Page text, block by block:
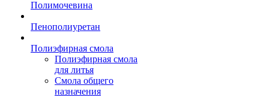
Полимочевина
Пенополиуретан
Полиэфирная смола
Полиэфирная смола
для литья
Смола общего
назначения